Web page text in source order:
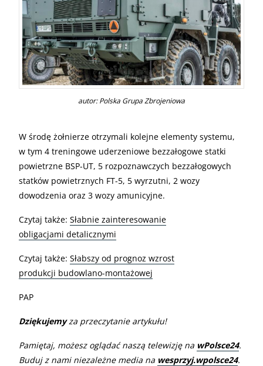
autor: Polska Grupa Zbrojeniowa
W środę żołnierze otrzymali kolejne elementy systemu,
w tym 4 treningowe uderzeniowe bezzałogowe statki
powietrzne BSP-UT, 5 rozpoznawczych bezzałogowych
statków powietrznych FT-5, 5 wyrzutni, 2 wozy
dowodzenia oraz 3 wozy amunicyjne.
Czytaj także: Słabnie zainteresowanie
obligacjami detalicznymi
Czytaj także: Słabszy od prognoz wzrost
produkcji budowlano-montażowej
PAP
Dziękujemyza przeczytanie artykułu!
Pamiętaj, możesz oglądać naszą telewizję na wPolsce24.
Buduj z nami niezależne media na wesprzyj.wpolsce24.